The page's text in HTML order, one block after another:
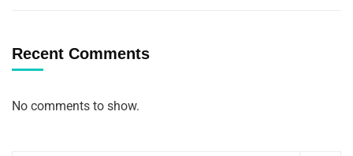
Recent Comments
No comments to show.